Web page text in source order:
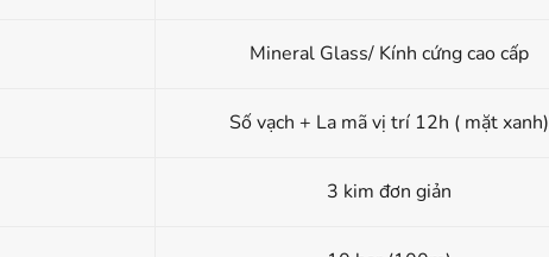
Mineral Glass/ Kính cứng cao cấp
Số vạch + La mã vị trí 12h ( mặt xanh)
3 kim đơn giản